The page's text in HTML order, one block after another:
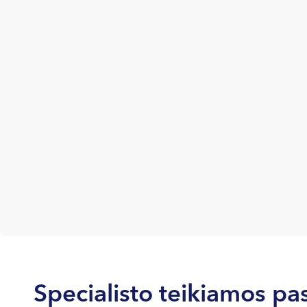
Specialisto teikiamos